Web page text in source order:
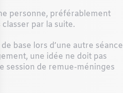
personne, préférablement
par la suite.
base lors d’une autre séance
une idée ne doit pas
session de remue-méninges